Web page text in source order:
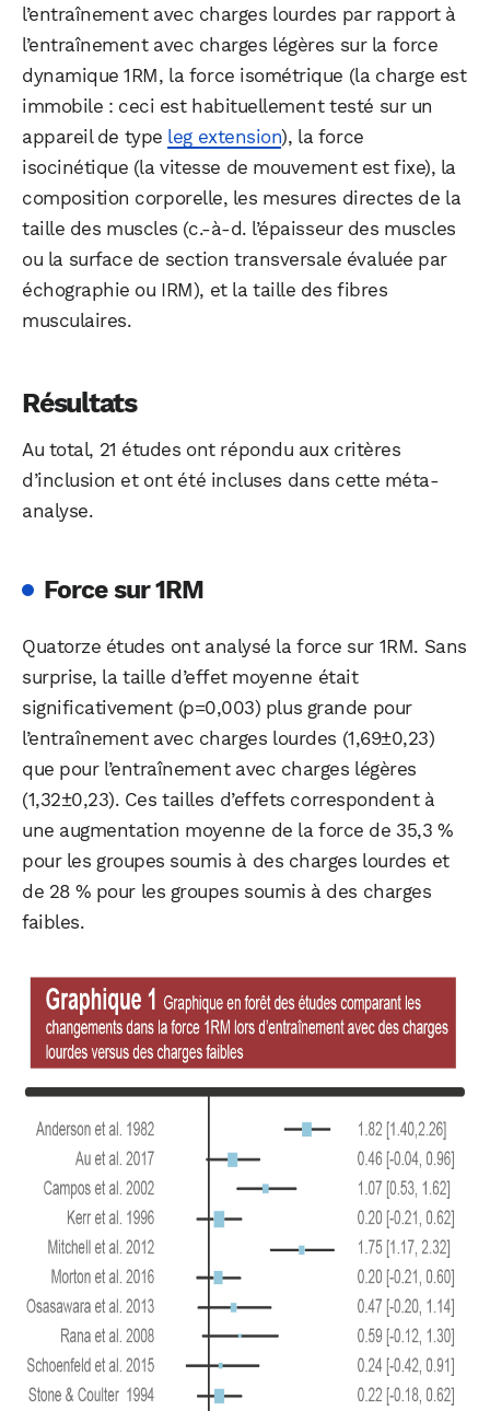
l’entraînement avec charges lourdes par rapport à
l’entraînement avec charges légères sur la force
dynamique 1RM, la force isométrique (la charge est
immobile : ceci est habituellement testé sur un
appareil de type leg extension), la force
isocinétique (la vitesse de mouvement est fixe), la
composition corporelle, les mesures directes de la
taille des muscles (c.-à-d. l’épaisseur des muscles
ou la surface de section transversale évaluée par
échographie ou IRM), et la taille des fibres
musculaires.
Résultats
Au total, 21 études ont répondu aux critères
d’inclusion et ont été incluses dans cette méta-
analyse.
Force sur 1RM
Quatorze études ont analysé la force sur 1RM. Sans
surprise, la taille d’effet moyenne était
significativement (p=0,003) plus grande pour
l’entraînement avec charges lourdes (1,69±0,23)
que pour l’entraînement avec charges légères
(1,32±0,23). Ces tailles d’effets correspondent à
une augmentation moyenne de la force de 35,3 %
pour les groupes soumis à des charges lourdes et
de 28 % pour les groupes soumis à des charges
faibles.